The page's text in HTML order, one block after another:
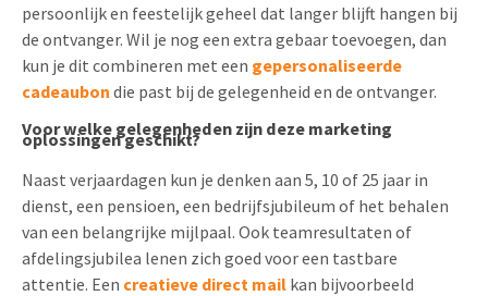
persoonlijk en feestelijk geheel dat langer blijft hangen bij
de ontvanger. Wil je nog een extra gebaar toevoegen, dan
kun je dit combineren met een gepersonaliseerde
cadeaubon die past bij de gelegenheid en de ontvanger.
Voor welke gelegenheden zijn deze marketing
oplossingen geschikt?
Naast verjaardagen kun je denken aan 5, 10 of 25 jaar in
dienst, een pensioen, een bedrijfsjubileum of het behalen
van een belangrijke mijlpaal. Ook teamresultaten of
afdelingsjubilea lenen zich goed voor een tastbare
attentie. Een creatieve direct mail kan bijvoorbeeld